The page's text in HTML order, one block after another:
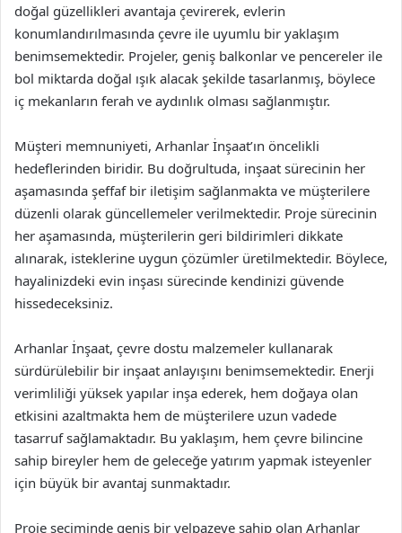
doğal güzellikleri avantaja çevirerek, evlerin
konumlandırılmasında çevre ile uyumlu bir yaklaşım
benimsemektedir. Projeler, geniş balkonlar ve pencereler ile
bol miktarda doğal ışık alacak şekilde tasarlanmış, böylece
iç mekanların ferah ve aydınlık olması sağlanmıştır.
Müşteri memnuniyeti, Arhanlar İnşaat’ın öncelikli
hedeflerinden biridir. Bu doğrultuda, inşaat sürecinin her
aşamasında şeffaf bir iletişim sağlanmakta ve müşterilere
düzenli olarak güncellemeler verilmektedir. Proje sürecinin
her aşamasında, müşterilerin geri bildirimleri dikkate
alınarak, isteklerine uygun çözümler üretilmektedir. Böylece,
hayalinizdeki evin inşası sürecinde kendinizi güvende
hissedeceksiniz.
Arhanlar İnşaat, çevre dostu malzemeler kullanarak
sürdürülebilir bir inşaat anlayışını benimsemektedir. Enerji
verimliliği yüksek yapılar inşa ederek, hem doğaya olan
etkisini azaltmakta hem de müşterilere uzun vadede
tasarruf sağlamaktadır. Bu yaklaşım, hem çevre bilincine
sahip bireyler hem de geleceğe yatırım yapmak isteyenler
için büyük bir avantaj sunmaktadır.
Proje seçiminde geniş bir yelpazeye sahip olan Arhanlar